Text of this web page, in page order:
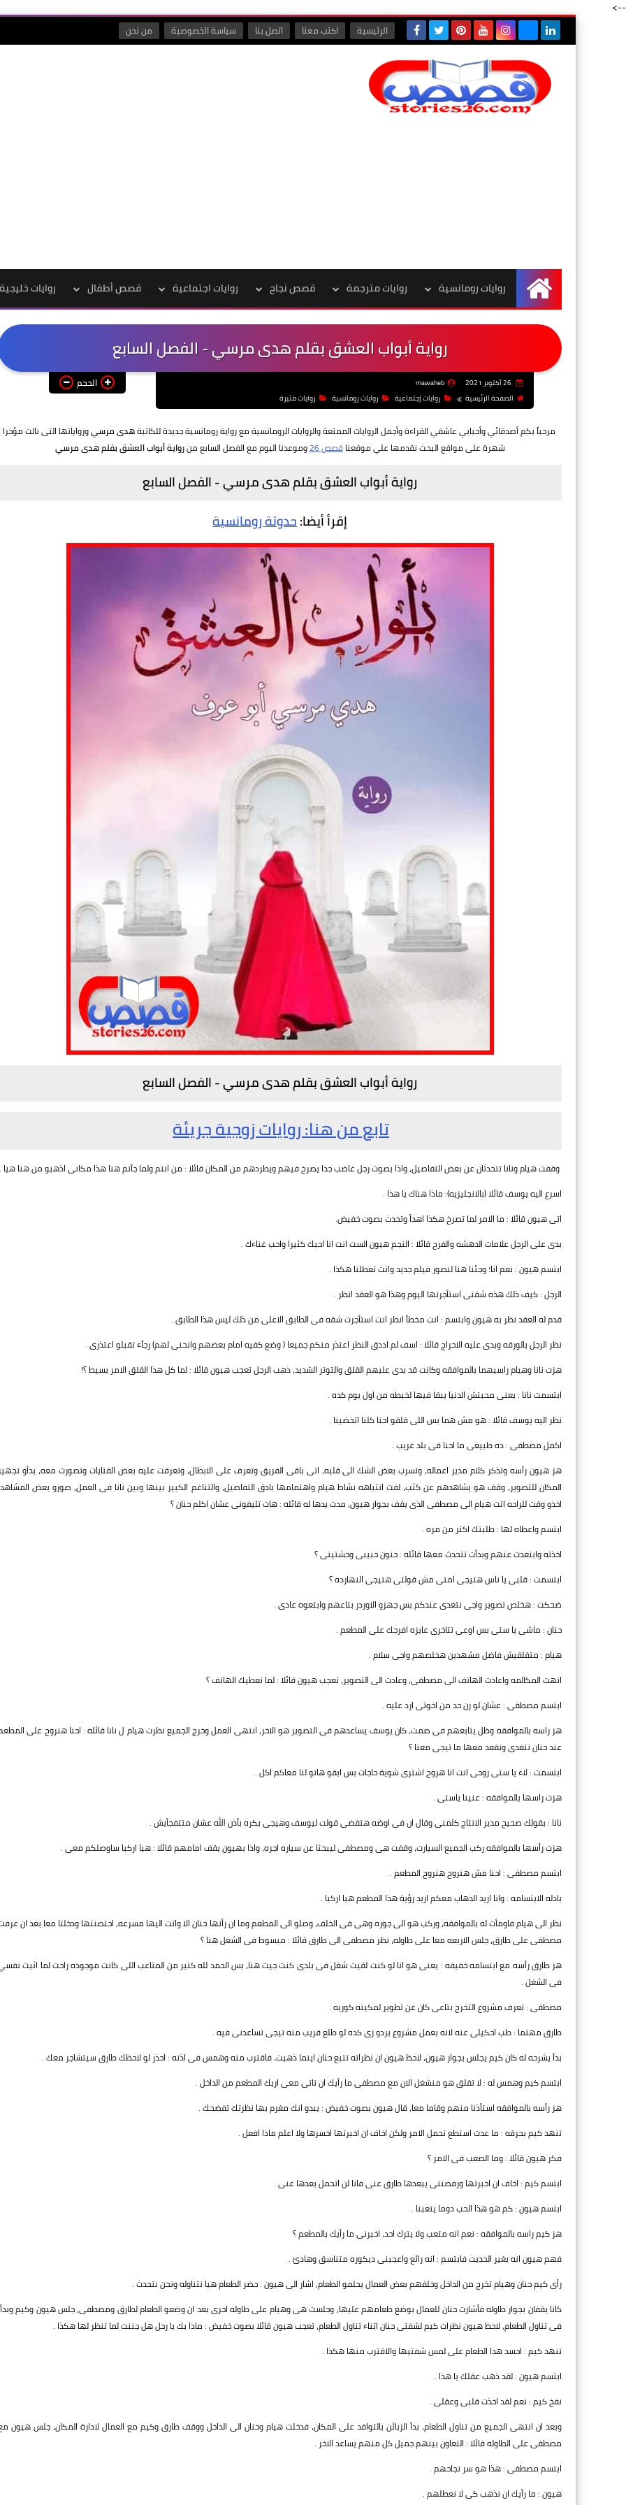
-->
الرئيسية اكتب معنا اتصل بنا سياسة الخصوصية من نحن
الرئيسية
روايات رومانسية روايات مترجمة قصص نجاح روايات اجتماعية قصص أطفال روايات خليجية
رواية أبواب العشق بقلم هدى مرسي - الفصل السابع
mawaheb
الصفحة الرئيسية
روايات إجتماعية روايات رومانسية روايات مثيرة
الحجم
مرحباً بكم أصدقائي وأحبابي عاشقي القراءة وأجمل الروايات الممتعة والروايات الرومانسية مع رواية رومانسية جديدة للكاتبةهدى مرسيورواياتها التى نالت مؤخرا
شهرة على مواقع البحث نقدمها علي موقعناقصص 26 وموعدنا اليوم مع الفصل السابع منرواية أبواب العشق بقلم هدى مرسي
رواية أبواب العشق بقلم هدى مرسي - الفصل السابع
إقرأ أيضا:حدوتة رومانسية
رواية أبواب العشق بقلم هدى مرسي - الفصل السابع
تابع من هنا: روايات زوجية جريئة
وقفت هيام ونانا تتحدثان عن بعض التفاصيل، واذا بصوت رجل غاضب جدا يصرخ فيهم ويطردهم من المكان قائلا : من انتم ولما جأتم هنا هذا مكانى اذهبو من هنا هيا .
اسرع اليه يوسف قائلا (بالانجليزيه): ماذا هناك يا هذا .
اتى هيون قائلا : ما الامر لما تصرخ هكذا اهدأ وتحدث بصوت خفيض.
بدى على الرجل علامات الدهشه والفرح قائلا : النجم هيون الست انت انا احبك كثيرا واحب غناءك .
ابتسم هيون : نعم انا؛ وجئنا هنا لنصور فيلم جديد وانت تعطلنا هكذا .
الرجل : كيف ذلك هذه شقتى استأجرتها اليوم وهذا هو العقد انظر .
قدم له العقد نظر به هيون وابتسم : انت مخطأ انظر انت استأجرت شقه فى الطابق الاعلى من ذلك ليس هذا الطابق .
نظر الرجل بالورقه وبدى عليه الاحراج قائلا : اسف لم اددق النظر اعتذر منكم جميعا ( وضع كفيه امام بعضهم وانحنى لهم) رجاًء تقبلو اعتذرى .
هزت نانا وهيام راسيهما بالموافقه وكانت قد بدى عليهم القلق والتوتر الشديد، ذهب الرجل تعجب هيون قائلا : لما كل هذا القلق الامر بسيط ؟!
ابتسمت نانا : يعنى محبتش الدنيا يبقا فيها لخبطه من اول يوم كده .
نظر اليه يوسف قائلا : هو مش هما بس اللى قلقو احنا كلنا اتخضينا .
اكمل مصطفى : ده طبيعى ما احنا فى بلد غريب .
هز هيون رأسه وتذكر كلام مدير اعماله، وتسرب بعض الشك الى قلبه، اتى باقى الفريق وتعرف على الابطال، وتعرفت عليه بعض الفتايات وتصورت معه، بدأو
المكان للتصوير، وقف هو يشاهدهم عن كثب، لفت انتباهه نشاط هيام واهتمامها بادق التفاصيل، والتناغم الكبير بينها وبين نانا فى العمل، صورو بعض
اخذو وقت للراحه اتت هيام الى مصطفى الذى يقف بجوار هيون، مدت يدها له قائله : هات تليفونى عشان اكلم حنان ؟
ابتسم واعطاه لها : طلبتك اكتر من مره .
اخذته وابتعدت عنهم وبدأت تتحدث معها قائله : حنون حبيبى وحشتينى ؟
ابتسمت : قلبى يا ناس هتيجى امتى مش قولتى هتيجى النهارده ؟
ضحكت : هخلص تصوير واجى نتغدى عندكم بس جهزو الاوردر بتاعهم وابتعوه عادى .
حنان : ماشى يا ستى بس اوعى تتاخرى عايزه افرجك على المطعم .
هيام : متقلقيش فاضل مشهدين هخلصهم واجى سلام .
انهت المكالمه واعادت الهاتف الى مصطفى، وعادت الى التصوير، تعجب هيون قائلا : لما تعطيك الهاتف ؟
ابتسم مصطفى : عشان لو رن حد من اخوتى ارد عليه .
هز راسه بالموافقه وظل يتابعهم فى صمت، كان يوسف يساعدهم فى التصوير هو الاخر، انتهى العمل وخرج الجميع نظرت هيام ل نانا قائله : احنا هنروح على
عند حنان نتغدى ونقعد معها ما تيجى معنا ؟
ابتسمت : لاء يا ستى روحى انت انا هروح اشترى شوية حاجات بس ابقو هاتو لنا معاكم اكل .
هزت راسها بالموافقه : عنينا ياستى .
نانا : بقولك صحيح مدير الانتاج كلمنى وقال ان فى اوضه هتفضى قولت ليوسف وهيجى بكره بأذن الله عشان متتفجأيش .
هزت رأسها بالموافقه ركب الجميع السيارت، وقفت هى ومصطفى ليبحثا عن سياره اجره، واذا بهيون يقف امامهم قائلا : هيا اركبا ساوصلكم معى .
ابتسم مصطفى : احنا مش هنروح هنروح المطعم .
بادله الابتسامه : وانا اريد الذهاب معكم اريد رؤية هذا المطعم هيا اركبا .
نظر الى هيام فاومأت له بالموافقه، وركب هو الى جوره وهى فى الخلف، وصلو الى المطعم وما ان رأتها حنان الا واتت اليها مسرعه، احتضنتها ودخلتا معا بعد ان
مصطفى على طارق، جلس الاربعه معا على طاوله، نظر مصطفى الى طارق قائلا : مبسوط فى الشغل هنا ؟
هز طارق رأسه مع ابتسامه خفيفه : يعنى هو انا لو كنت لقيت شغل فى بلدى كنت جيت هنا، بس الحمد لله كتير من المتاعب اللى كانت موجوده راحت لما اثبت
فى الشغل .
مصطفى : تعرف مشروع التخرج بتاعى كان عن تطوير لمكينه كوريه .
طارق مهتما : طب احكيلى عنه لانه بعمل مشروع بردو زى كده لو طلع قريب منه تيجى تساعدنى فيه .
بدأ يشرحه له كان كيم يجلس بجوار هيون، لاحظ هيون ان نظراته تتبع حنان اينما ذهبت، فاقترب منه وهمس فى اذنه : احذر لو لاحظك طارق سيتشاجر معك .
ابتسم كيم وهمس له : لا تقلق هو منشغل الان مع مصطفى ما رأيك ان تاتى معى اريك المطعم من الداخل .
هز رأسه بالموافقه استأذنا منهم وقاما معا، قال هيون بصوت خفيض : يبدو انك مغرم بها نظرتك تفضحك .
تنهد كيم بحرقه : ما عدت استطع تحمل الامر ولكن اخاف ان اخبرتها اخسرها ولا اعلم ماذا افعل .
فكر هيون قائلا : وما الصعب فى الامر ؟
ابتسم كيم : اخاف ان اخبرتها ورفضتنى يبعدها طارق عنى فانا لن اتحمل بعدها عنى .
ابتسم هيون : كم هو هذا الحب دوما يتعبنا .
هز كيم راسه بالموافقه : نعم انه متعب ولا يترك احد، اخبرنى ما رأيك بالمطعم ؟
فهم هيون انه يغير الحديث فابتسم : انه رائع واعجبنى ديكوره متناسق وهادئ .
رأى كيم حنان وهيام تخرج من الداخل وخلفهم بعض العمال يحلمو الطعام، اشار الى هيون : حضر الطعام هيا نتناوله ونحن نتحدث .
كانا يقفان بجوار طاوله فأشارت حنان للعمال بوضع طعامهم عليها، وجلست هى وهيام على طاوله اخرى بعد ان وضعو الطعام لطارق ومصطفى، جلس هيون وكيم
فى تناول الطعام، لاحظ هيون نظرات كيم لشفتى حنان اثناء تناول الطعام، تعجب هيون قائلا بصوت خفيض : ماذا بك يا رجل هل جننت لما تنظر لها هكذا .
تنهد كيم : احسد هذا الطعام على لمس شفتيها والاقترب منها هكذا .
ابتسم هيون : لقد ذهب عقلك يا هذا .
نفخ كيم : نعم لقد اخذت قلبى وعقلى .
وبعد ان انتهى الجميع من تناول الطعام، بدأ الزبائن بالتوافد على المكان، فدخلت هيام وحنان الى الداخل ووقف طارق وكيم مع العمال لادارة المكان، جلس هيون
مصطفى على الطاوله قائلا : التعاون بينهم جميل كل منهم يساعد الاخر .
ابتسم مصطفى : هذا هو سر نجاحهم .
هيون : ما رأيك ان نذهب كى لا نعطلهم .